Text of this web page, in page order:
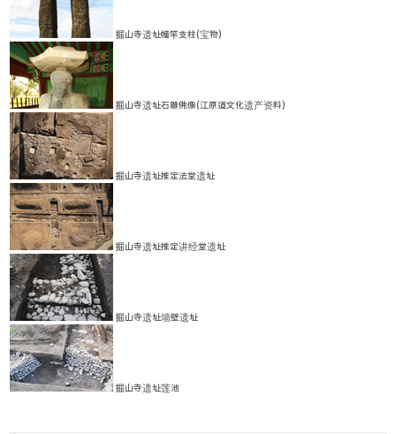
掘山寺遗址幢竿支柱(宝物)
掘山寺遗址石雕佛像(江原道文化遗产资料)
掘山寺遗址推定法堂遗址
掘山寺遗址推定讲经堂遗址
掘山寺遗址墙壁遗址
掘山寺遗址莲池